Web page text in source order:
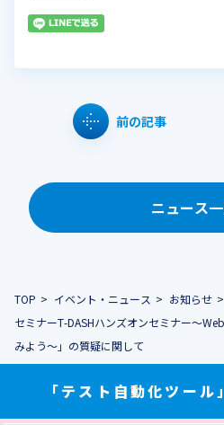
前の記事
ニュース
TOP イベント・ニュース お知らせ
セミナーT-DASHハンズオンセミナー～
みよう～」の質疑に関して
「テスト自動化ツー